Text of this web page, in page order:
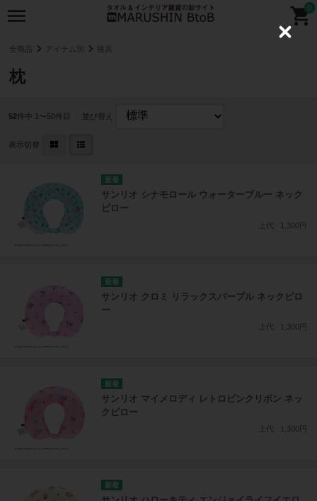
0
全商品 アイテム別
枕
52件中 1〜50件目 並び替え
表示切替
サンリオ シナモロール ウォーターブルー ネック
ピロー
上代 1,300円
サンリオ クロミ リラックスパープル ネックピロ
ー
上代 1,300円
サンリオ マイメロディ レトロピンクリボン ネッ
クピロー
上代 1,300円
C